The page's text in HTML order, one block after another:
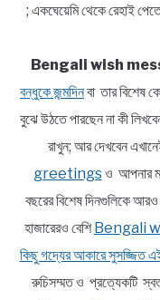
; একঘেয়েমি থেকে
Bengali wish
বন্ধুকে জন্মদিনবা তার বিশেষ
বুঝে উঠতে পারছেন না কী
রাখুন; আর দেখবেন
greetingsও আপনার
বছরের বিশেষ দিনগুলিকে
হাজারেরও বেশিBengali
কিছু গদ্যের আকারে সুসজ্জিত এই
রুচিসম্মত ও প্রত্যেকটি